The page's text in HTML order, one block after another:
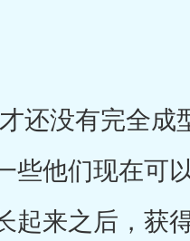
没有完全成
些他们现在可
起来之后，获